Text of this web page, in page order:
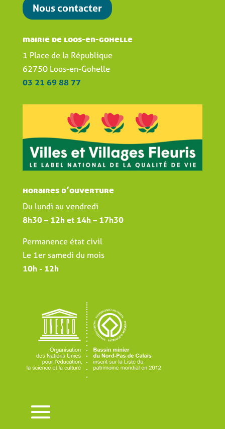
Nous contacter
mairie de loos-en-gohelle
1 Place de la République
62750 Loos-en-Gohelle
03 21 69 88 77
horaires d’ouverture
Du lundi au vendredi
8h30 – 12h et 14h – 17h30
Permanence état civil
Le 1er samedi du mois
10h - 12h